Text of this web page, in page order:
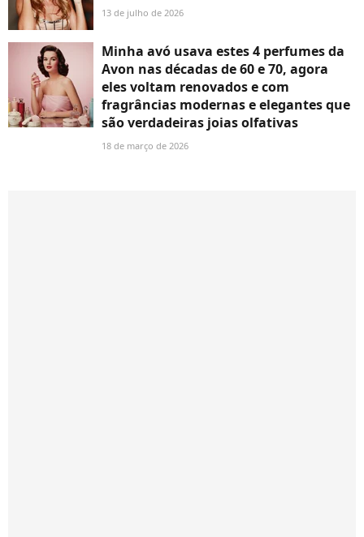
13 de julho de 2026
Minha avó usava estes 4 perfumes da
Avon nas décadas de 60 e 70, agora
eles voltam renovados e com
fragrâncias modernas e elegantes que
são verdadeiras joias olfativas
18 de março de 2026